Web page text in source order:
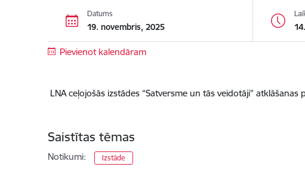
Datums
19. novembris, 2025
Pievienot kalendāram
LNA ceļojošās izstādes “Satversme un tās veidotāji”
Saistītas tēmas
Notikumi: Izstāde